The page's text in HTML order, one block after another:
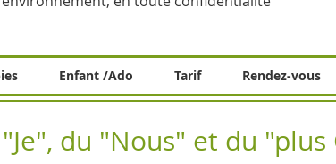
Enfant /Ado Tarif Rendez-vous
du "Nous" et du